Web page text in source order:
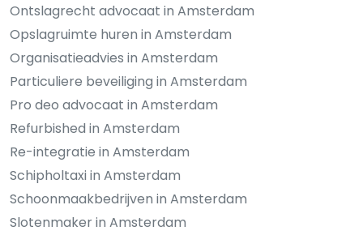
Ontslagrecht advocaat in Amsterdam
Opslagruimte huren in Amsterdam
Organisatieadvies in Amsterdam
Particuliere beveiliging in Amsterdam
Pro deo advocaat in Amsterdam
Refurbished in Amsterdam
Re-integratie in Amsterdam
Schipholtaxi in Amsterdam
Schoonmaakbedrijven in Amsterdam
Slotenmaker in Amsterdam